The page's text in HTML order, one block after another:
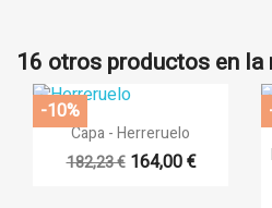
((title))
Iniciar sesión
16 otros productos en
 Vista rápida
Capa - Herreruelo
182,23 € 164,00 €
-10%